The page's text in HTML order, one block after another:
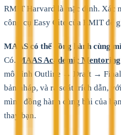
RMIT Harvard là mặc định. Xác
công cụ Easy Cite của RMIT để
MAAS có thể đồng hành cùng
Có.
MAAS Academic Mentoring
mô hình Outline → Draft → Final,
bản nháp, và rà soát trích dẫn,
mình đồng hành cùng bài của
thay bạn.